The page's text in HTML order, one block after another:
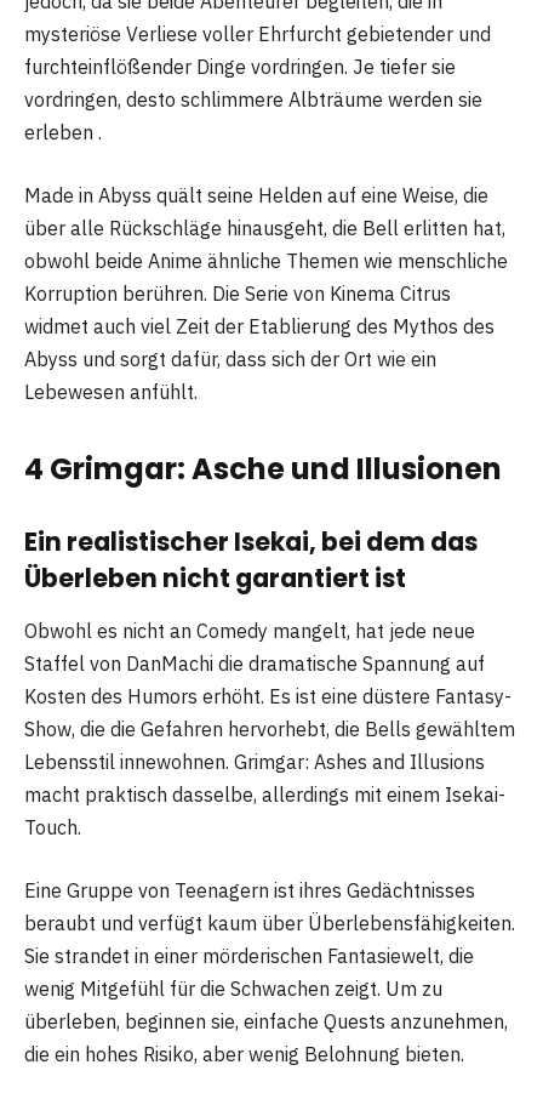
mysteriöse Verliese voller Ehrfurcht gebietender und
furchteinflößender Dinge vordringen. Je tiefer sie
vordringen, desto schlimmere Albträume werden sie
erleben .
Made in Abyss quält seine Helden auf eine Weise, die
über alle Rückschläge hinausgeht, die Bell erlitten hat,
obwohl beide Anime ähnliche Themen wie menschliche
Korruption berühren. Die Serie von Kinema Citrus
widmet auch viel Zeit der Etablierung des Mythos des
Abyss und sorgt dafür, dass sich der Ort wie ein
Lebewesen anfühlt.
4 Grimgar: Asche und Illusionen
Ein realistischer Isekai, bei dem das
Überleben nicht garantiert ist
Obwohl es nicht an Comedy mangelt, hat jede neue
Staffel von DanMachi die dramatische Spannung auf
Kosten des Humors erhöht. Es ist eine düstere Fantasy-
Show, die die Gefahren hervorhebt, die Bells gewähltem
Lebensstil innewohnen. Grimgar: Ashes and Illusions
macht praktisch dasselbe, allerdings mit einem Isekai-
Touch.
Eine Gruppe von Teenagern ist ihres Gedächtnisses
beraubt und verfügt kaum über Überlebensfähigkeiten.
Sie strandet in einer mörderischen Fantasiewelt, die
wenig Mitgefühl für die Schwachen zeigt. Um zu
überleben, beginnen sie, einfache Quests anzunehmen,
die ein hohes Risiko, aber wenig Belohnung bieten.